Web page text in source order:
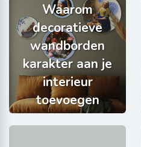
Waarom
decoratieve
wandborden
karakter aan je
interieur
toevoegen